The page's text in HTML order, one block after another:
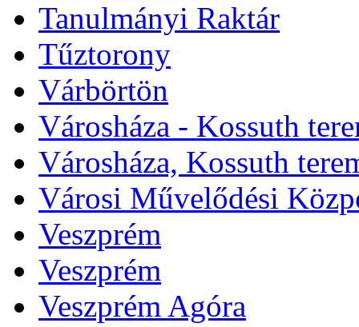
Tanulmányi Raktár
Tűztorony
Várbörtön
Városháza - Kossuth
Városháza, Kossuth
Városi Művelődési
Veszprém
Veszprém
Veszprém Agóra